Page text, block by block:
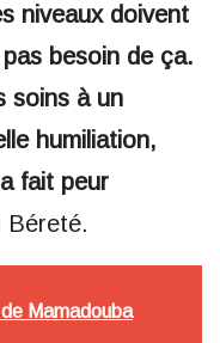
niveaux doivent
pas besoin de ça.
soins à un
humiliation,
fait peur
Béreté.
Mamadouba